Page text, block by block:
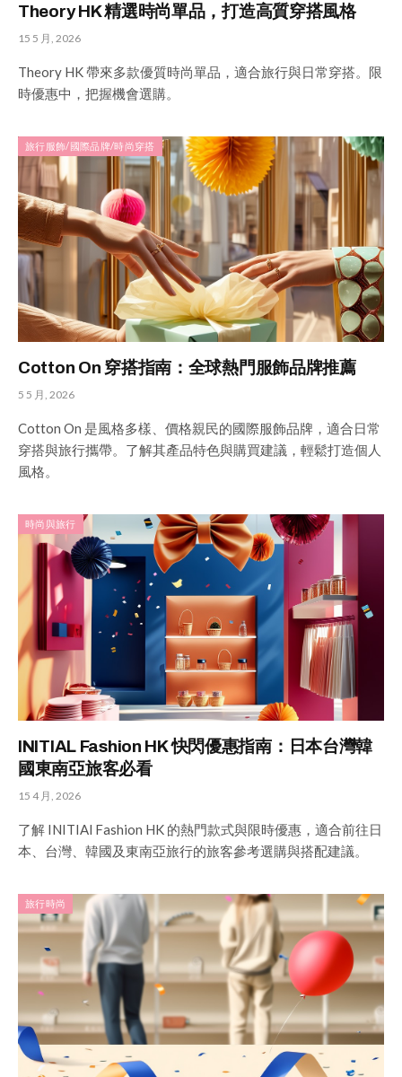
Theory HK 精選時尚單品，打造高質穿搭風格
15 5 月, 2026
Theory HK 帶來多款優質時尚單品，適合旅行與日常穿搭。限
時優惠中，把握機會選購。
旅行服飾/國際品牌/時尚穿搭
Cotton On 穿搭指南：全球熱門服飾品牌推薦
5 5 月, 2026
Cotton On 是風格多樣、價格親民的國際服飾品牌，適合日常
穿搭與旅行攜帶。了解其產品特色與購買建議，輕鬆打造個人
風格。
時尚與旅行
INITIAL Fashion HK 快閃優惠指南：日本台灣韓
國東南亞旅客必看
15 4 月, 2026
了解 INITIAl Fashion HK 的熱門款式與限時優惠，適合前往日
本、台灣、韓國及東南亞旅行的旅客參考選購與搭配建議。
旅行時尚